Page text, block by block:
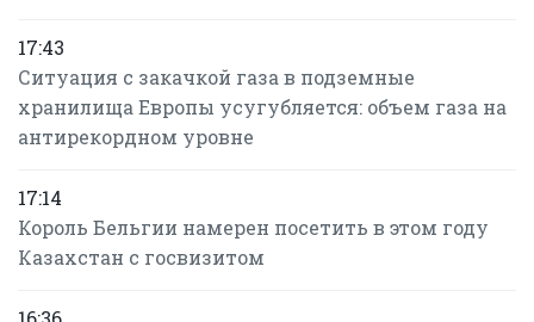
17:43
Ситуация с закачкой газа в подземные
хранилища Европы усугубляется: объем газа на
антирекордном уровне
17:14
Король Бельгии намерен посетить в этом году
Казахстан с госвизитом